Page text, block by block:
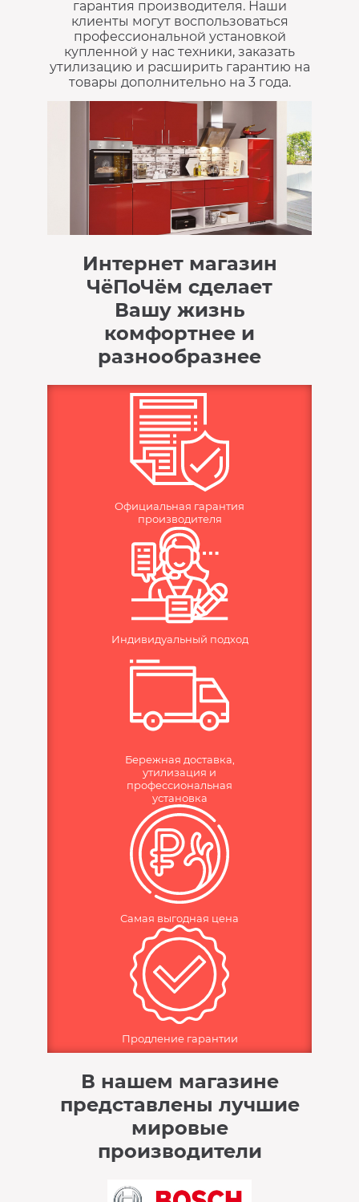
гарантия производителя. Наши
клиенты могут воспользоваться
профессиональной установкой
купленной у нас техники, заказать
утилизацию и расширить гарантию на
товары дополнительно на 3 года.
Интернет магазин
ЧёПоЧём сделает
Вашу жизнь
комфортнее и
разнообразнее
Официальная гарантия
производителя
Индивидуальный подход
Бережная доставка,
утилизация и
профессиональная
установка
Самая выгодная цена
Продление гарантии
В нашем магазине
представлены лучшие
мировые
производители